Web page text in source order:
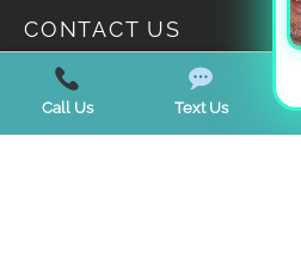
CONTACT US
Call Us Text Us